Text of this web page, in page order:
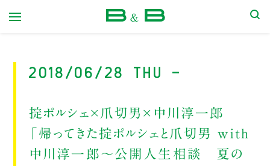
2018/06/28 Thu -
掟ポルシェ×爪切男×中川淳一郎
「帰ってきた掟ポルシェと爪切男 with
中川淳一郎～公開人生相談 夏の